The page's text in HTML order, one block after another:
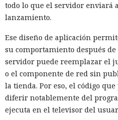
Las claves de acceso de larga
años la publicación de
tiempo dieron a los atacantes
SegúnMicrosoft, a partir del 17
reducirá la duración máxima
365 a 30 días.
Todas las claves creadas antes
funcionar el 1 de noviembre de
deberán actualizar los sistemas
todo lo que el servidor enviará
lanzamiento.
Ese diseño de aplicación
su comportamiento después
servidor puede reemplazar el
o el componente de red sin
la tienda. Por eso, el código
diferir notablemente del
ejecuta en el televisor del